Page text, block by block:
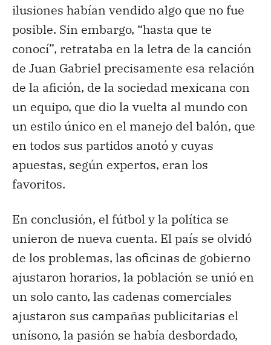
ilusiones habían vendido algo que no fue
posible. Sin embargo, “hasta que te
conocí”, retrataba en la letra de la canción
de Juan Gabriel precisamente esa relación
de la afición, de la sociedad mexicana con
un equipo, que dio la vuelta al mundo con
un estilo único en el manejo del balón, que
en todos sus partidos anotó y cuyas
apuestas, según expertos, eran los
favoritos.
En conclusión, el fútbol y la política se
unieron de nueva cuenta. El país se olvidó
de los problemas, las oficinas de gobierno
ajustaron horarios, la población se unió en
un solo canto, las cadenas comerciales
ajustaron sus campañas publicitarias el
unísono, la pasión se había desbordado,